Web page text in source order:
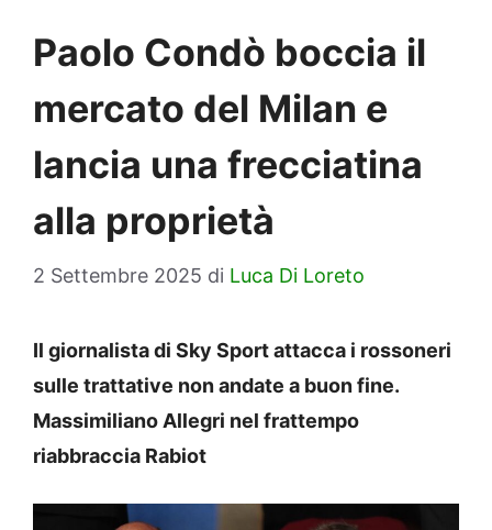
Paolo Condò boccia il
mercato del Milan e
lancia una frecciatina
alla proprietà
2 Settembre 2025 di Luca Di Loreto
Il giornalista di Sky Sport attacca i rossoneri
sulle trattative non andate a buon fine.
Massimiliano Allegri nel frattempo
riabbraccia Rabiot